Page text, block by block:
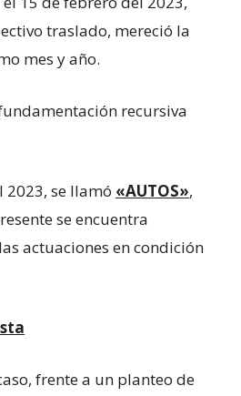
traslado, mereció la
mes y año.
recursiva
2023, se llamó «AUTOS»,
se encuentra
actuaciones en condición
frente a un planteo de